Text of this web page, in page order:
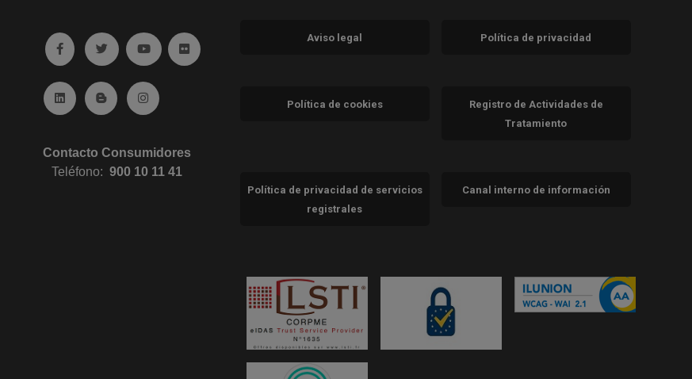
Ir a facebook (abre en ventana nueva)
Ir a twitter (abre en ventana nueva)
Ir a YouTube (abre en ventana nueva)
Ir a Flickr (abre en ventana nueva)
Ir a Linkedin (abre en ventana nueva)
Ir al Blog (abre en ventana nueva)
Ir a Instagram (abre en ventana nueva)
Contacto Consumidores
Teléfono:900 10 11 41
Aviso legal Política de privacidad
Política de cookies
Registro de Actividades de
Tratamiento
Política de privacidad de servicios
registrales
Canal interno de información